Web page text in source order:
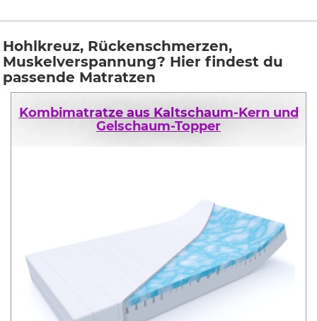
Hohlkreuz, Rückenschmerzen,
Muskelverspannung? Hier findest du
passende Matratzen
Kombimatratze aus Kaltschaum-Kern und
Gelschaum-Topper